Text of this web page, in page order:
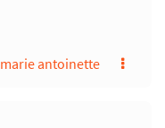
marie antoinette